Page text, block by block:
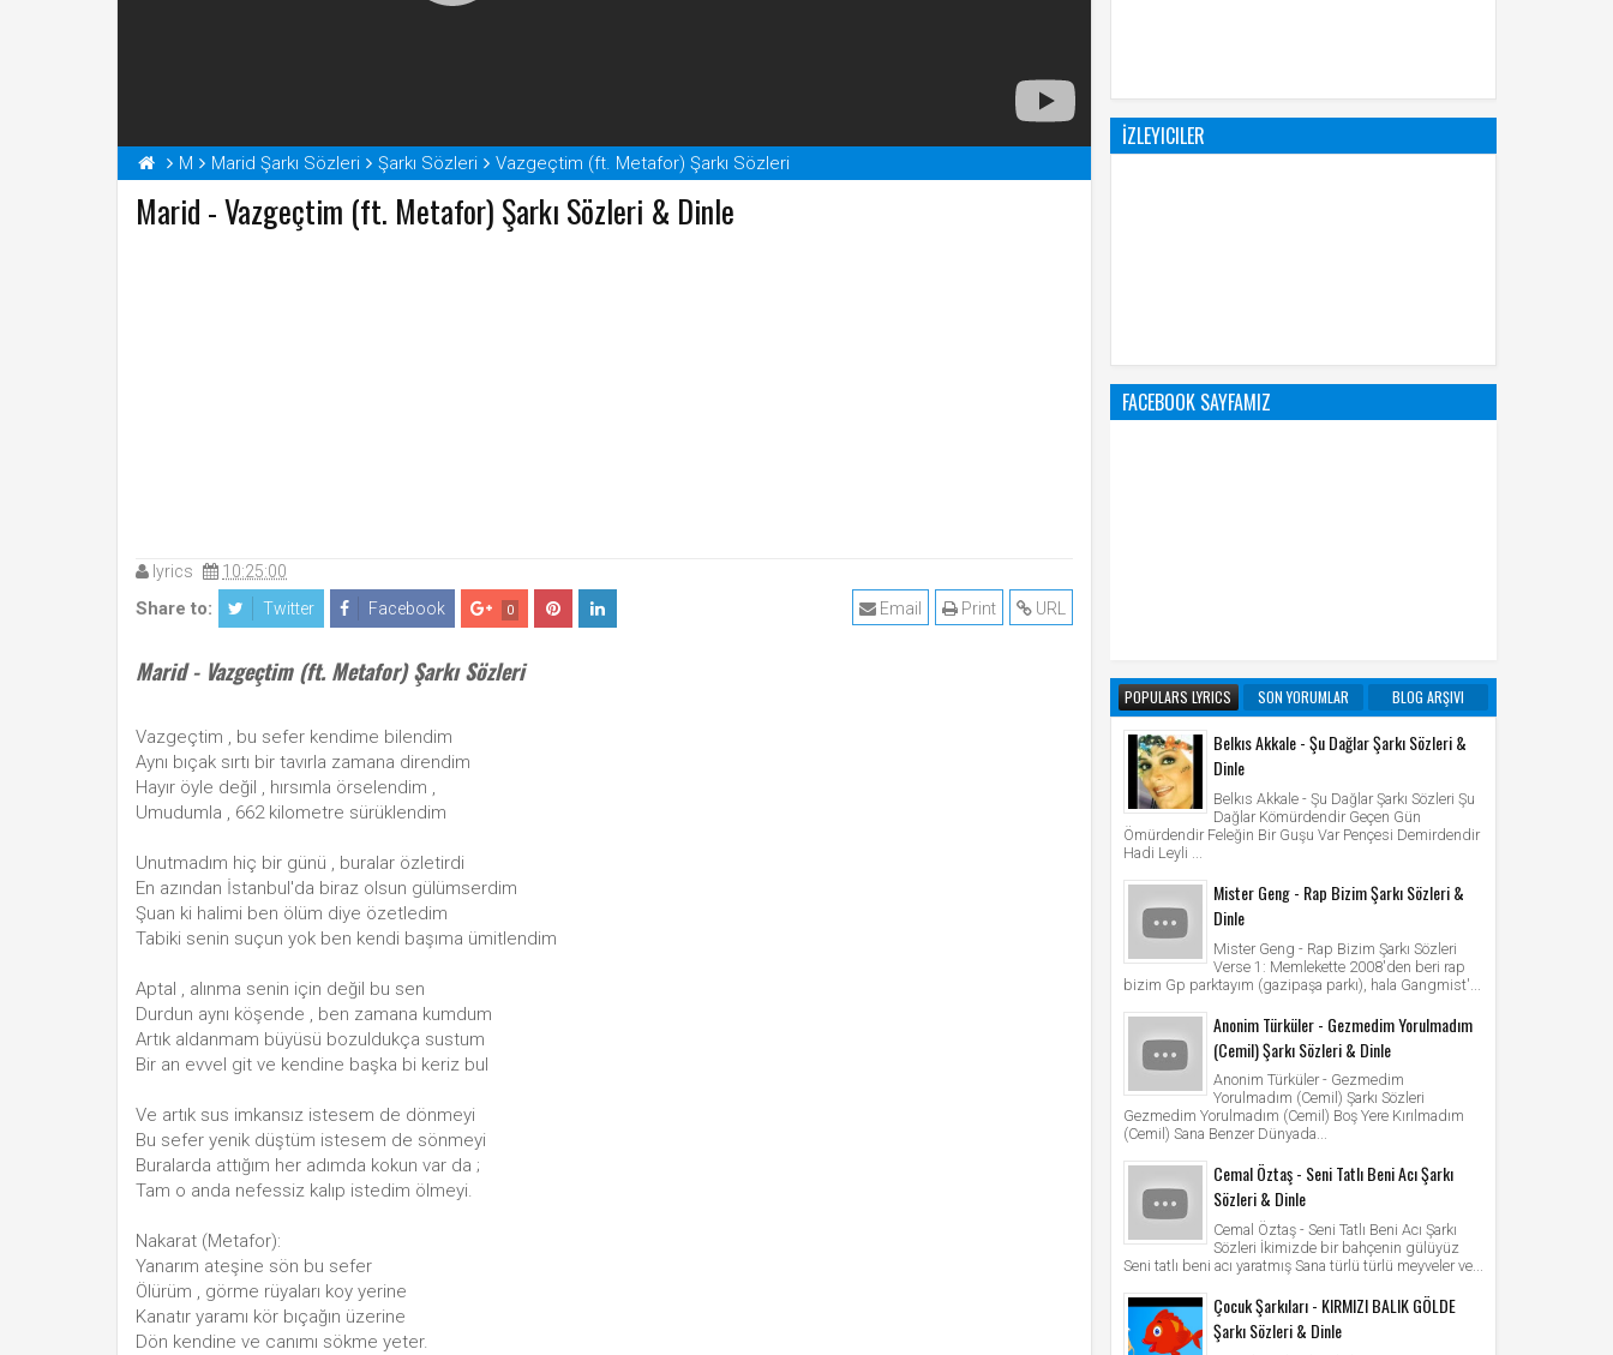
M Marid Şarkı Sözleri Şarkı Sözleri Vazgeçtim (ft. Metafor) Şarkı Sözleri
Marid - Vazgeçtim (ft. Metafor) Şarkı Sözleri & Dinle
lyrics 10:25:00
Share to: Twitter Facebook 0 URL
Print
Email
Marid - Vazgeçtim (ft. Metafor) Şarkı Sözleri
Vazgeçtim , bu sefer kendime bilendim
Aynı bıçak sırtı bir tavırla zamana direndim
Hayır öyle değil , hırsımla örselendim ,
Umudumla , 662 kilometre sürüklendim
Unutmadım hiç bir günü , buralar özletirdi
En azından İstanbul'da biraz olsun gülümserdim
Şuan ki halimi ben ölüm diye özetledim
Tabiki senin suçun yok ben kendi başıma ümitlendim
Aptal , alınma senin için değil bu sen
Durdun aynı köşende , ben zamana kumdum
Artık aldanmam büyüsü bozuldukça sustum
Bir an evvel git ve kendine başka bi keriz bul
Ve artık sus imkansız istesem de dönmeyi
Bu sefer yenik düştüm istesem de sönmeyi
Buralarda attığım her adımda kokun var da ;
Tam o anda nefessiz kalıp istedim ölmeyi.
Nakarat (Metafor):
Yanarım ateşine sön bu sefer
Ölürüm , görme rüyaları koy yerine
Kanatır yaramı kör bıçağın üzerine
Dön kendine ve canımı sökme yeter.
İZLEYICILER
FACEBOOK SAYFAMIZ
POPULARS LYRICS SON YORUMLAR BLOG ARŞIVI
Belkıs Akkale - Şu Dağlar Şarkı Sözleri &
Dinle
Belkıs Akkale - Şu Dağlar Şarkı Sözleri Şu
Dağlar Kömürdendir Geçen Gün
Ömürdendir Feleğin Bir Guşu Var Pençesi Demirdendir
Hadi Leyli ...
Mister Geng - Rap Bizim Şarkı Sözleri &
Dinle
Mister Geng - Rap Bizim Şarkı Sözleri
Verse 1: Memlekette 2008'den beri rap
bizim Gp parktayım (gazipaşa parkı), hala Gangmist'...
Anonim Türküler - Gezmedim Yorulmadım
(Cemil) Şarkı Sözleri & Dinle
Anonim Türküler - Gezmedim
Yorulmadım (Cemil) Şarkı Sözleri
Gezmedim Yorulmadım (Cemil) Boş Yere Kırılmadım
(Cemil) Sana Benzer Dünyada...
Cemal Öztaş - Seni Tatlı Beni Acı Şarkı
Sözleri & Dinle
Cemal Öztaş - Seni Tatlı Beni Acı Şarkı
Sözleri İkimizde bir bahçenin gülüyüz
Seni tatlı beni acı yaratmış Sana türlü türlü meyveler ve...
Çocuk Şarkıları - KIRMIZI BALIK GÖLDE
Şarkı Sözleri & Dinle